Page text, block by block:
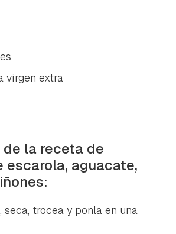
favorito
como favorito, primero has de
tu cuenta de Hogarmanía.
virgen extra
la receta de
escarola, aguacate,
seca, trocea y ponla en una
enviado
suscribirte a nuestro boletín.